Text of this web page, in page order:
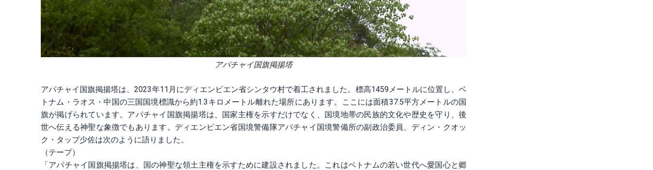
アパチャイ国旗掲揚塔
アパチャイ国旗掲揚塔は、2023年11月にディエンビエン省シンタウ村で着工されました。標高1459メートルに位置し、ベ
トナム・ラオス・中国の三国国境標識から約1.3キロメートル離れた場所にあります。ここには面積37.5平方メートルの国
旗が掲げられています。アパチャイ国旗掲揚塔は、国家主権を示すだけでなく、国境地帯の民族的文化や歴史を守り、後
世へ伝える神聖な象徴でもあります。ディエンビエン省国境警備隊アパチャイ国境警備所の副政治委員、ディン・クオッ
ク・タップ少佐は次のように語りました。
（テープ）
「アパチャイ国旗掲揚塔は、国の神聖な領土主権を示すために建設されました。これはベトナムの若い世代へ愛国心と郷